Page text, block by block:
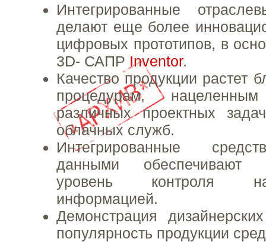
Интегрированные
делают еще более
цифровых прототипов, в
3D- САПР Inventor.
Качество продукции растет
процедурам,
различных проектных
облачных служб.
Интегрированные
данными обеспечивают
уровень контроля
информацией.
Демонстрация
популярность продукции